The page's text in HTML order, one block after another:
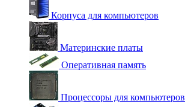
Корпуса для компьютеров
Материнские платы
Оперативная память
Процессоры для компьютеров